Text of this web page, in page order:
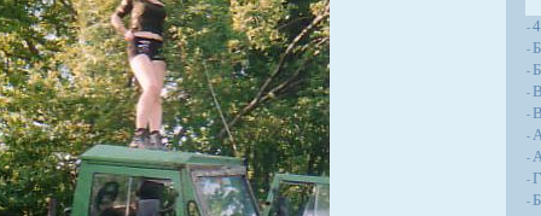
-
-
-
-
-
-
-
-
-